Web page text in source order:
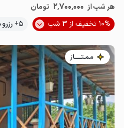
هر شب از 2٬700٬000 تومان
10% تخفیف از 3 شب
5+ رزرو موفق
مـمـتــــــاز